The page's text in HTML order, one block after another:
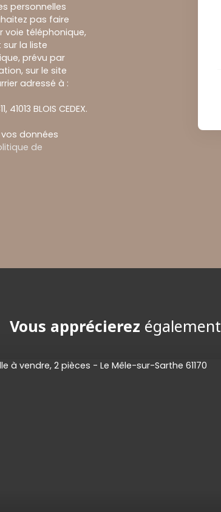
personnelles
pas faire
téléphonique,
la liste
prévu par
sur le site
adressé à :
BLOIS CEDEX.
données
de
Vous apprécierez également